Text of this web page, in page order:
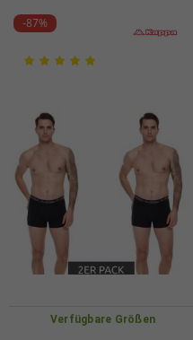
Deutschland
service@puma.com
-87%
Verfügbare Größen